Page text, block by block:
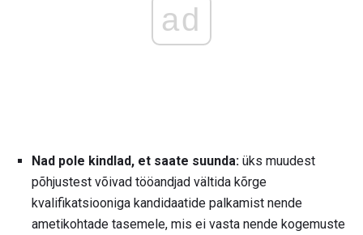
ad
Nad pole kindlad, et saate suunda: üks muudest
põhjustest võivad tööandjad vältida kõrge
kvalifikatsiooniga kandidaatide palkamist nende
ametikohtade tasemele, mis ei vasta nende kogemuste